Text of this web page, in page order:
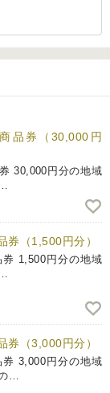
品券（30,000円
30,000円分の地域
券（1,500円分）
1,500円分の地域
券（3,000円分）
3,000円分の地域
…